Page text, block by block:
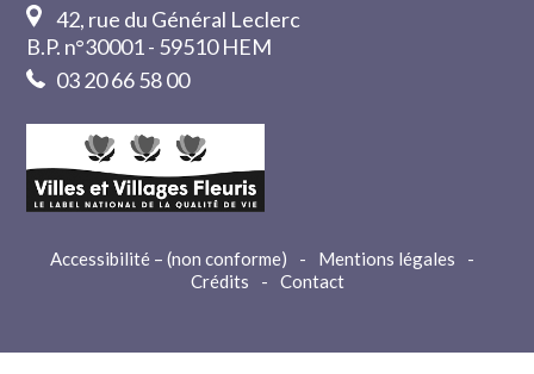
42, rue du Général Leclerc
B.P. n°30001 - 59510 HEM
03 20 66 58 00
Accessibilité – (non conforme) - Mentions légales
-
Crédits
- Contact